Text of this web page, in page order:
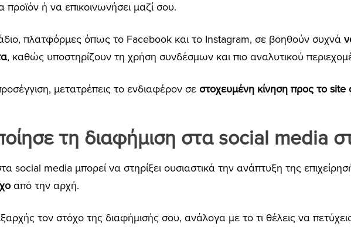
προϊόν ή να επικοινωνήσει μαζί σου.
πλατφόρμες όπως το Facebook και το Instagram, σε βοηθούν συχνά
, καθώς υποστηρίζουν τη χρήση συνδέσμων και πιο αναλυτικού
μετατρέπεις το ενδιαφέρον σε στοχευμένη κίνηση προς το site
τη διαφήμιση στα social media
social media μπορεί να στηρίξει ουσιαστικά την ανάπτυξη της
από την αρχή.
τον στόχο της διαφήμισής σου, ανάλογα με το τι θέλεις να